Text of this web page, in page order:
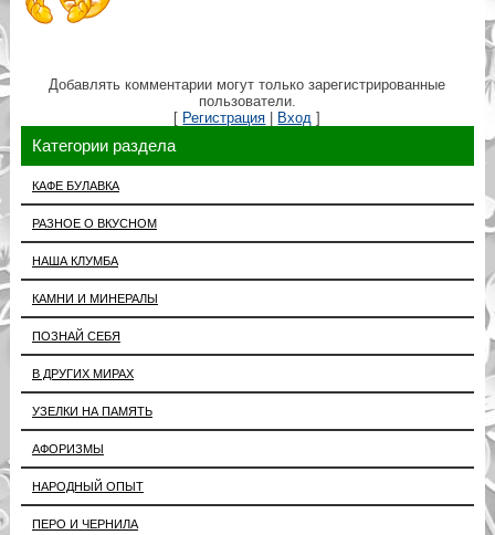
Добавлять комментарии могут только зарегистрированные
пользователи.
[ Регистрация | Вход ]
Категории раздела
КАФЕ БУЛАВКА
РАЗНОЕ О ВКУСНОМ
НАША КЛУМБА
КАМНИ И МИНЕРАЛЫ
ПОЗНАЙ СЕБЯ
В ДРУГИХ МИРАХ
УЗЕЛКИ НА ПАМЯТЬ
АФОРИЗМЫ
НАРОДНЫЙ ОПЫТ
ПЕРО И ЧЕРНИЛА